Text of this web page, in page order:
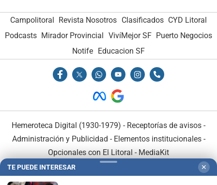
Campolitoral Revista Nosotros Clasificados CYD Litoral
Podcasts Mirador Provincial VivíMejor SF Puerto Negocios
Notife Educacion SF
Hemeroteca Digital (1930-1979) - Receptorías de avisos -
Administración y Publicidad - Elementos institucionales-
Opcionales con El Litoral - MediaKit
TE PUEDE INTERESAR ✕